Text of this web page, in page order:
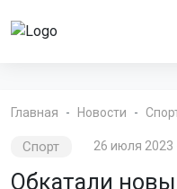
Главная Новости
Спорт 26 июля 2023
Обкатали